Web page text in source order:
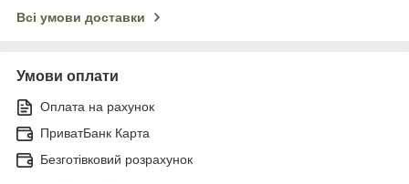
Всі умови доставки
Умови оплати
Оплата на рахунок
ПриватБанк Карта
Безготівковий розрахунок